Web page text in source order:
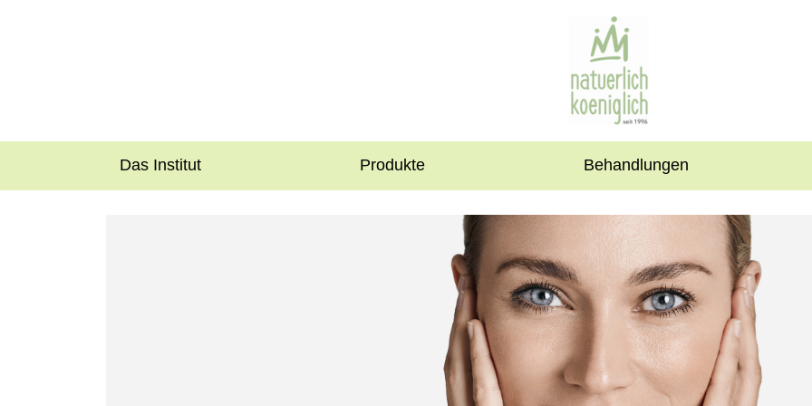
Das Institut Produkte Behandlungen